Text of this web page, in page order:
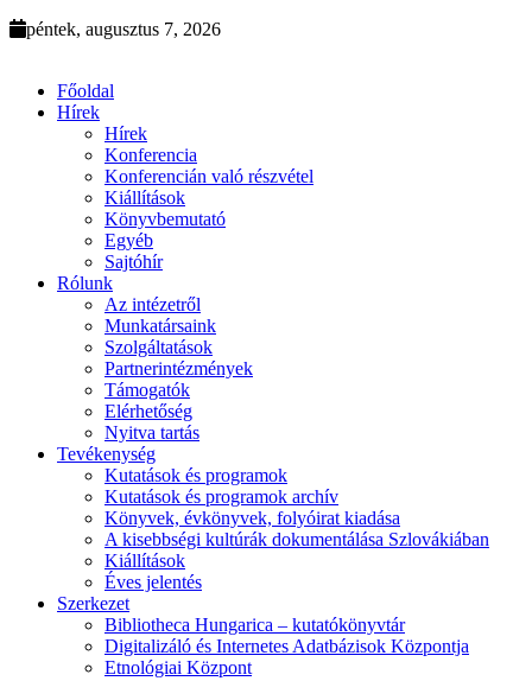
péntek, augusztus 7, 2026
Főoldal
Hírek
Hírek
Konferencia
Konferencián való részvétel
Kiállítások
Könyvbemutató
Egyéb
Sajtóhír
Rólunk
Az intézetről
Munkatársaink
Szolgáltatások
Partnerintézmények
Támogatók
Elérhetőség
Nyitva tartás
Tevékenység
Kutatások és programok
Kutatások és programok archív
Könyvek, évkönyvek, folyóirat kiadása
A kisebbségi kultúrák dokumentálása Szlovákiában
Kiállítások
Éves jelentés
Szerkezet
Bibliotheca Hungarica – kutatókönyvtár
Digitalizáló és Internetes Adatbázisok Központja
Etnológiai Központ